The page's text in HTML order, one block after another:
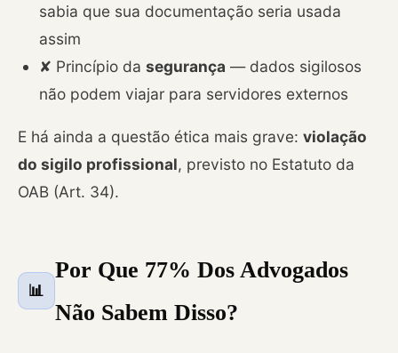
sabia que sua documentação seria usada
assim
✘ Princípio da segurança — dados sigilosos
não podem viajar para servidores externos
E há ainda a questão ética mais grave: violação
do sigilo profissional, previsto no Estatuto da
OAB (Art. 34).
📊
Por Que 77% Dos Advogados
Não Sabem Disso?